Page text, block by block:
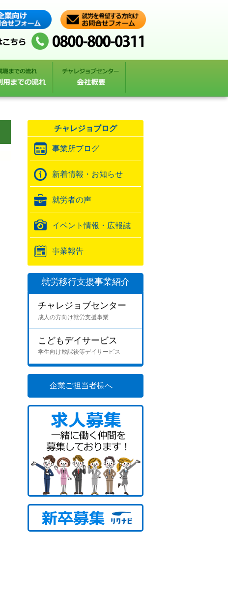
チャレジョブログ
事業所ブログ
新着情報・お知らせ
就労者の声
イベント情報・広報誌
事業報告
就労移行支援事業紹介
チャレジョブセンター
成人の方向け就労支援事業
こどもデイサービス
学生向け放課後等デイサービス
企業ご担当者様へ